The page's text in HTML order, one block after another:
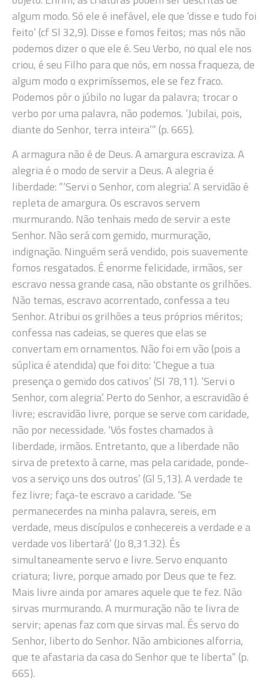
algum modo. Só ele é inefável, ele que ‘disse e tudo foi
feito’ (cf Sl 32,9). Disse e fomos feitos; mas nós não
podemos dizer o que ele é. Seu Verbo, no qual ele nos
criou, é seu Filho para que nós, em nossa fraqueza, de
algum modo o exprimíssemos, ele se fez fraco.
Podemos pôr o júbilo no lugar da palavra; trocar o
verbo por uma palavra, não podemos. ‘Jubilai, pois,
diante do Senhor, terra inteira’” (p. 665).
A armagura não é de Deus. A amargura escraviza. A
alegria é o modo de servir a Deus. A alegria é
liberdade: “‘Servi o Senhor, com alegria’. A servidão é
repleta de amargura. Os escravos servem
murmurando. Não tenhais medo de servir a este
Senhor. Não será com gemido, murmuração,
indignação. Ninguém será vendido, pois suavemente
fomos resgatados. É enorme felicidade, irmãos, ser
escravo nessa grande casa, não obstante os grilhões.
Não temas, escravo acorrentado, confessa a teu
Senhor. Atribui os grilhões a teus próprios méritos;
confessa nas cadeias, se queres que elas se
convertam em ornamentos. Não foi em vão (pois a
súplica é atendida) que foi dito: ‘Chegue a tua
presença o gemido dos cativos’ (Sl 78,11). ‘Servi o
Senhor, com alegria’. Perto do Senhor, a escravidão é
livre; escravidão livre, porque se serve com caridade,
não por necessidade. ‘Vós fostes chamados à
liberdade, irmãos. Entretanto, que a liberdade não
sirva de pretexto à carne, mas pela caridade, ponde-
vos a serviço uns dos outros’ (Gl 5,13). A verdade te
fez livre; faça-te escravo a caridade. ‘Se
permanecerdes na minha palavra, sereis, em
verdade, meus discípulos e conhecereis a verdade e a
verdade vos libertará’ (Jo 8,31.32). És
simultaneamente servo e livre. Servo enquanto
criatura; livre, porque amado por Deus que te fez.
Mais livre ainda por amares aquele que te fez. Não
sirvas murmurando. A murmuração não te livra de
servir; apenas faz com que sirvas mal. És servo do
Senhor, liberto do Senhor. Não ambiciones alforria,
que te afastaria da casa do Senhor que te liberta” (p.
665).